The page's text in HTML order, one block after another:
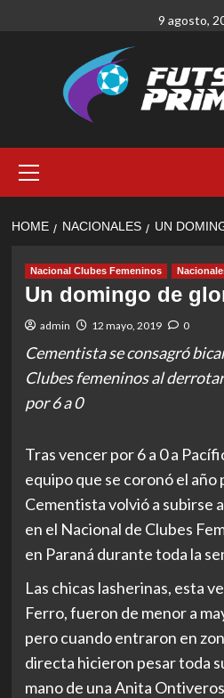
9 agosto,
Menu
HOME NACIONALES UN
Nacional Clubes Femeninos
Un domingo de
admin 12 mayo, 2019 0
Cementista se consagró
Clubes femeninos al
por 6 a 0
Tras vencer por 6 a 0 a
equipo que se coronó el año
Cementista volvió a subirse
en el Nacional de Clubes
en Paraná durante toda la
Las chicas lasherinas, esta
Ferro, fueron de menor a
pero cuando entraron en
directa hicieron pesar toda
mano de una Anita